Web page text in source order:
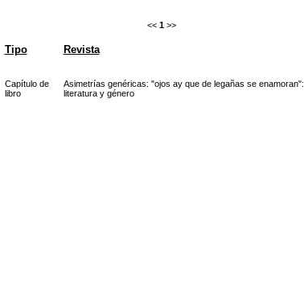
<< 1 >>
Tipo Revista
Capítulo de
libro
Asimetrías genéricas: "ojos ay que de legañas se enamoran":
literatura y género